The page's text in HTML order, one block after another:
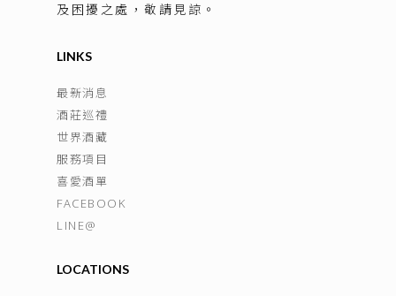
及困擾之處，敬請見諒。
LINKS
最新消息
酒莊巡禮
世界酒藏
服務項目
喜愛酒單
FACEBOOK
LINE@
LOCATIONS